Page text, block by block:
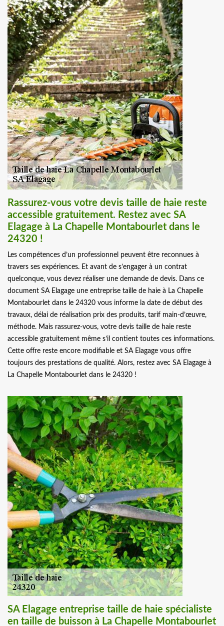
Rassurez-vous votre devis taille de haie reste
accessible gratuitement. Restez avec SA
Elagage à La Chapelle Montabourlet dans le
24320 !
Les compétences d’un professionnel peuvent être reconnues à
travers ses expériences. Et avant de s’engager à un contrat
quelconque, vous devez réaliser une demande de devis. Dans ce
document SA Elagage une entreprise taille de haie à La Chapelle
Montabourlet dans le 24320 vous informe la date de début des
travaux, délai de réalisation prix des produits, tarif main-d’œuvre,
méthode. Mais rassurez-vous, votre devis taille de haie reste
accessible gratuitement même s’il contient toutes ces informations.
Cette offre reste encore modifiable et SA Elagage vous offre
toujours des prestations de qualité. Alors, restez avec SA Elagage à
La Chapelle Montabourlet dans le 24320 !
SA Elagage entreprise taille de haie spécialiste
en taille de buisson à La Chapelle Montabourlet